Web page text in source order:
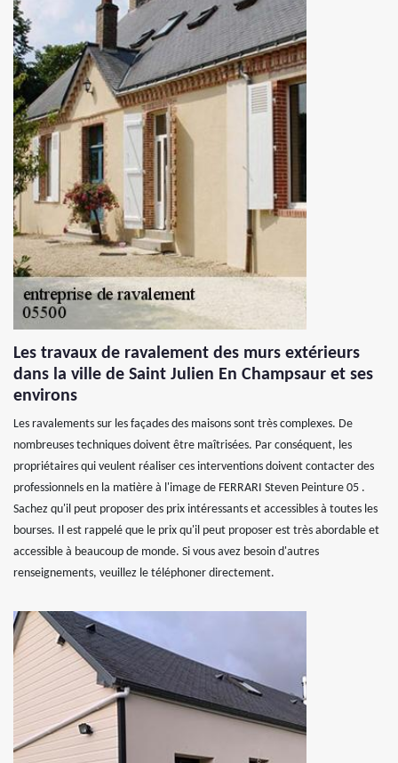
Les travaux de ravalement des murs extérieurs
dans la ville de Saint Julien En Champsaur et ses
environs
Les ravalements sur les façades des maisons sont très complexes. De
nombreuses techniques doivent être maîtrisées. Par conséquent, les
propriétaires qui veulent réaliser ces interventions doivent contacter des
professionnels en la matière à l'image de FERRARI Steven Peinture 05 .
Sachez qu'il peut proposer des prix intéressants et accessibles à toutes les
bourses. Il est rappelé que le prix qu'il peut proposer est très abordable et
accessible à beaucoup de monde. Si vous avez besoin d'autres
renseignements, veuillez le téléphoner directement.